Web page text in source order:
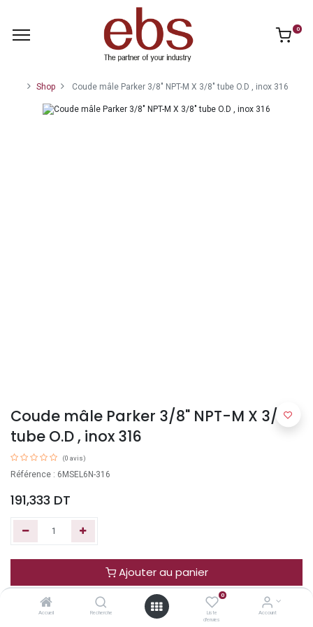
Accueil Recherche
0
Liste
d'envies
Account
0
Shop Coude mâle Parker 3/8" NPT-M X 3/8" tube O.D , inox 316
Coude mâle Parker 3/8" NPT-M X 3/8"
tube O.D , inox 316
(0 avis)
Référence : 6MSEL6N-316
191,333 DT
Ajouter au panier
Acheter maintenant